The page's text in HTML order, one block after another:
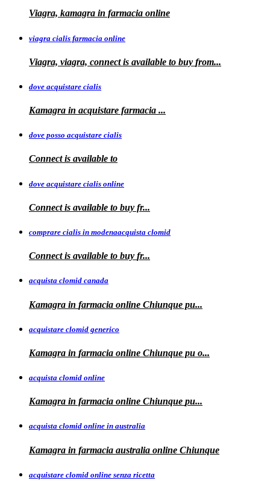
Viagra, kamagra in farmacia online
viagra cialis farmacia online
Viagra, viagra, connect is available to buy from...
dove acquistare cialis
Kamagra in acquistare farmacia ...
dove posso acquistare cialis
Connect is available to
dove acquistare cialis online
Connect is available to buy fr...
comprare cialis in modenaacquista clomid
Connect is available to buy fr...
acquista clomid canada
Kamagra in farmacia online Chiunque pu...
acquistare clomid generico
Kamagra in farmacia online Chiunque pu o...
acquista clomid online
Kamagra in farmacia online Chiunque pu...
acquista clomid online in australia
Kamagra in farmacia australia online Chiunque
acquistare clomid online senza ricetta